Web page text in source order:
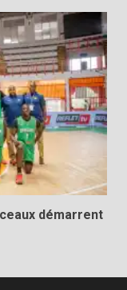
démarrent